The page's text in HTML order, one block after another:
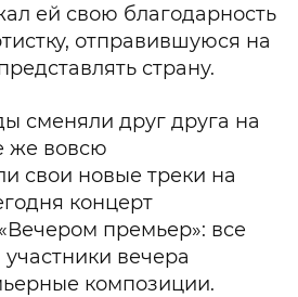
ей свою благодарность
отправившуюся на
страну.
сменяли друг друга на
же вовсю
свои новые треки на
концерт
премьер»: все
вечера
композиции.